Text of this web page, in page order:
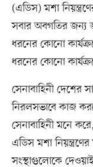
(এডিস) মশা
সবার অবগতির জন্য
ধরনের কোনো
ধরনের কোনো
সেনাবাহিনী দেশের
নিরলসভাবে কাজ
সেনাবাহিনী মনে
এডিস মশা
সংস্থাগুলোকে